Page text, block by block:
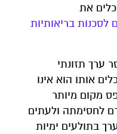
את
לסכנות בריאותיות
ערך תזונתי
אותו הוא אינו
מקום מיותר
לחסימתה ולעתים
בתולעים ימיות